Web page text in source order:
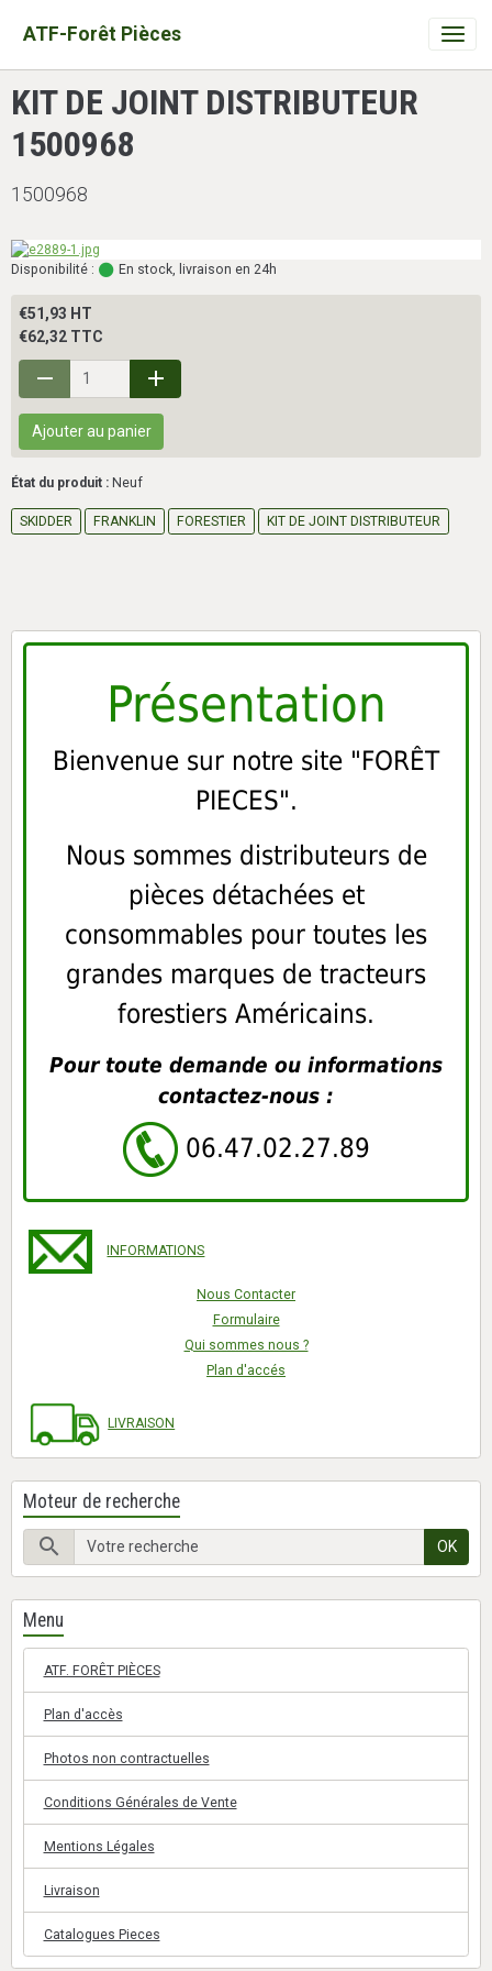
ATF-Forêt Pièces
KIT DE JOINT DISTRIBUTEUR
1500968
1500968
Disponibilité : En stock, livraison en 24h
€51,93 HT
€62,32 TTC
Ajouter au panier
État du produit : Neuf
SKIDDER FRANKLIN FORESTIER KIT DE JOINT DISTRIBUTEUR
Présentation
Bienvenue sur notre site "FORÊT
PIECES".
Nous sommes distributeurs de
pièces détachées et
consommables pour toutes les
grandes marques de tracteurs
forestiers Américains.
Pour toute demande ou informations
contactez-nous :
06.47.02.27.89
INFORMATIONS
Nous Contacter
Formulaire
Qui sommes nous ?
Plan d'accés
LIVRAISON
Moteur de recherche
OK
Menu
ATF. FORÊT PIÈCES
Plan d'accès
Photos non contractuelles
Conditions Générales de Vente
Mentions Légales
Livraison
Catalogues Pieces